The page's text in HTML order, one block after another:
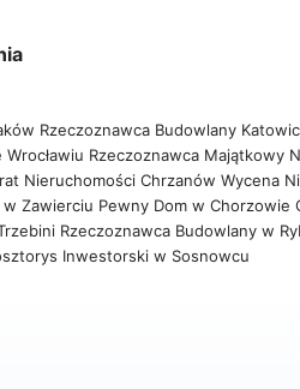
Rzeczoznawca Budowlany
Rzeczoznawca Majątkowy
Nieruchomości Chrzanów Wycena
Zawierciu Pewny Dom w Chorzowie
Rzeczoznawca Budowlany w
Inwestorski w Sosnowcu